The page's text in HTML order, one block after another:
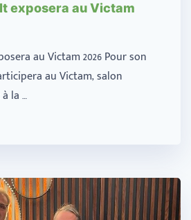
exposera au Victam
au Victam 2026 Pour son
au Victam, salon
la …